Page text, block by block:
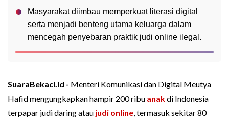
Masyarakat diimbau memperkuat literasi digital
serta menjadi benteng utama keluarga dalam
mencegah penyebaran praktik judi online ilegal.
SuaraBekaci.id - Menteri Komunikasi dan Digital Meutya
Hafid mengungkapkan hampir 200 ribu anakdi Indonesia
terpapar judi daring atau judi online, termasuk sekitar 80